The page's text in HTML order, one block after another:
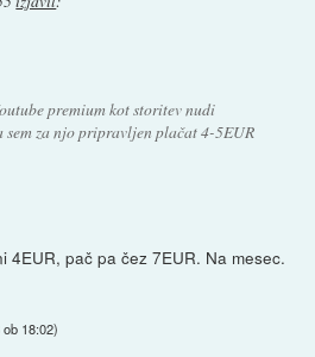
premium kot storitev nudi
za njo pripravljen plačat 4-5EUR
4EUR, pač pa čez 7EUR. Na mesec.
ob 18:02)